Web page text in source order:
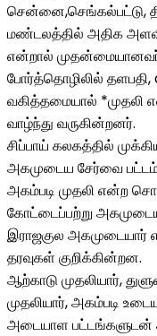
சென்னை,செங்கல்பட்டு,
மண்டலத்தில் அதிக
என்றால்
போர்த்தொழிலில்
வகித்தமையால் *முதலி
வாழ்ந்து வருகின்றனர்.
சிப்பாய் கலகத்தில்
அகமுடைய சேர்வை
அகம்படி முதலி என்ற
கோட்டைப்பற்று
இராஜகுல
தரவுகள் குறிக்கின்றன.
ஆற்காடு முதலியார்,
முதலியார், அகம்படி
அடையாள பட்டங்களுடன்